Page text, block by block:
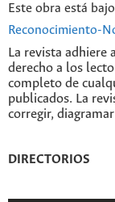
Este obra está
Reconocimiento-
La revista adhiere
derecho a los
completo de
publicados. La
corregir,
DIRECTORIOS